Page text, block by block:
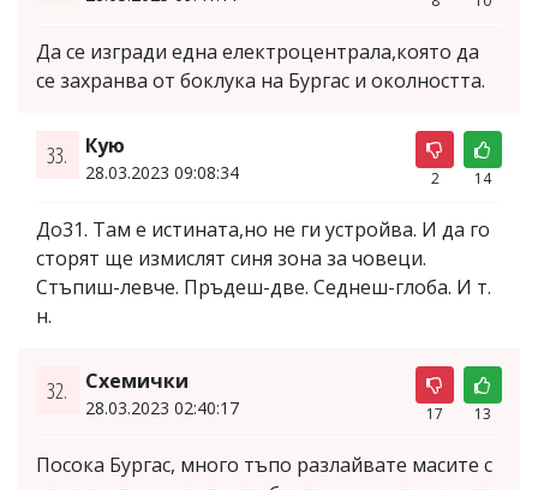
Да се изгради една електроцентрала,която да
се захранва от боклука на Бургас и околността.
33. Кую
28.03.2023 09:08:34 2 14
До31. Там е истината,но не ги устройва. И да го
сторят ще измислят синя зона за човеци.
Стъпиш-левче. Пръдеш-две. Седнеш-глоба. И т.
н.
32. Схемички
28.03.2023 02:40:17 17 13
Посока Бургас, много тъпо разлайвате масите с